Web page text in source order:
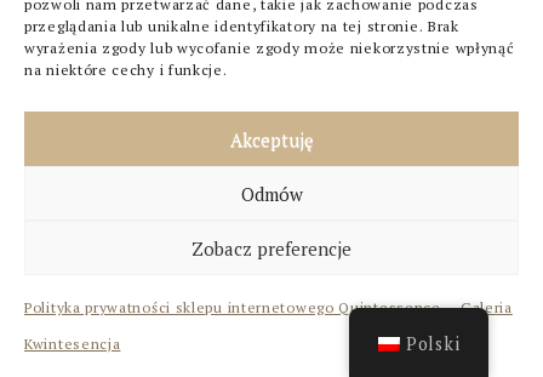
pozwoli nam przetwarzać dane, takie jak zachowanie podczas
przeglądania lub unikalne identyfikatory na tej stronie. Brak
wyrażenia zgody lub wycofanie zgody może niekorzystnie wpłynąć
na niektóre cechy i funkcje.
Akceptuję
Odmów
Zobacz preferencje
Polityka prywatności sklepu internetowego Quintessence – Galeria
Kwintesencja
OBRAZY
GRAFIKI
QUINTESSENCE © 2023 ALL RIGHTS RESERVED. Polski